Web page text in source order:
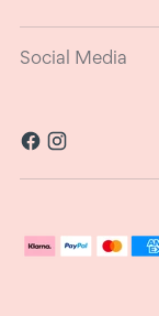
Social Media